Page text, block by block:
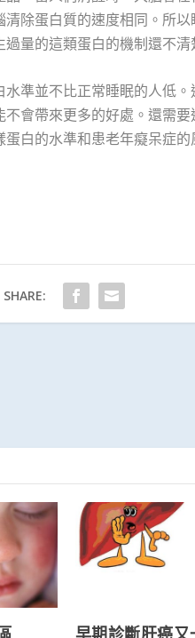
除蛋白質的速度相同。所
量的這類蛋白的機制還不清
準並不比正常睡眠的人低
會帶來更多的好處。還需
白的水準和患老年癡呆症
SHARE:
早期診斷肝癌又